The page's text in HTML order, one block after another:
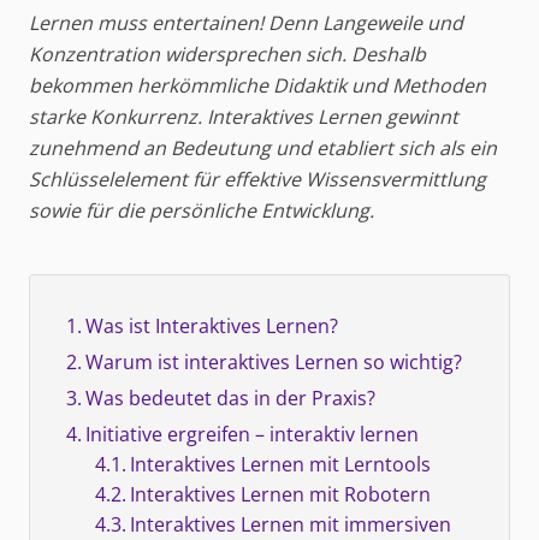
Lernen muss entertainen! Denn Langeweile und
Konzentration widersprechen sich. Deshalb
bekommen herkömmliche Didaktik und Methoden
starke Konkurrenz. Interaktives Lernen gewinnt
zunehmend an Bedeutung und etabliert sich als ein
Schlüsselelement für effektive Wissensvermittlung
sowie für die persönliche Entwicklung.
Was ist Interaktives Lernen?
Warum ist interaktives Lernen so wichtig?
Was bedeutet das in der Praxis?
Initiative ergreifen – interaktiv lernen
Interaktives Lernen mit Lerntools
Interaktives Lernen mit Robotern
Interaktives Lernen mit immersiven